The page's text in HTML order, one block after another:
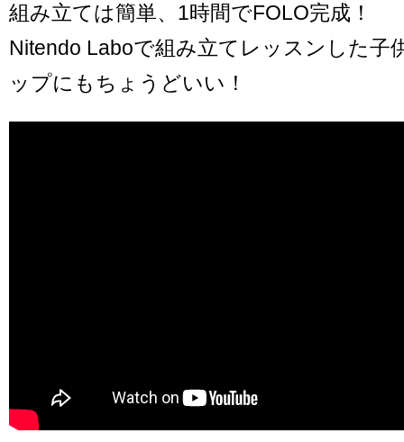
組み立ては簡単、1時間でFOLO完成！
Nitendo Laboで組み立てレッスンした子
ップにもちょうどいい！